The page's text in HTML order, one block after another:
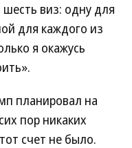
виз: одну для
для каждого из
я окажусь
планировал на
пор никаких
счет не было.